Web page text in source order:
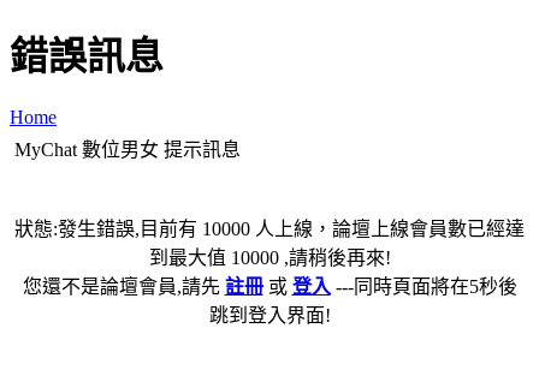
錯誤訊息
Home
MyChat 數位男女 提示訊息
狀態:發生錯誤,目前有 10000 人上線，論壇上線會員數已經達
到最大值 10000 ,請稍後再來!
您還不是論壇會員,請先 註冊或 登入 ---同時頁面將在5秒後
跳到登入界面!